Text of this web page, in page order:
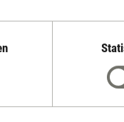
Das ist bekannt
kann der
Mücken fern,